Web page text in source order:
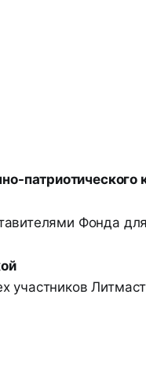
патриотического
Фонда
участников